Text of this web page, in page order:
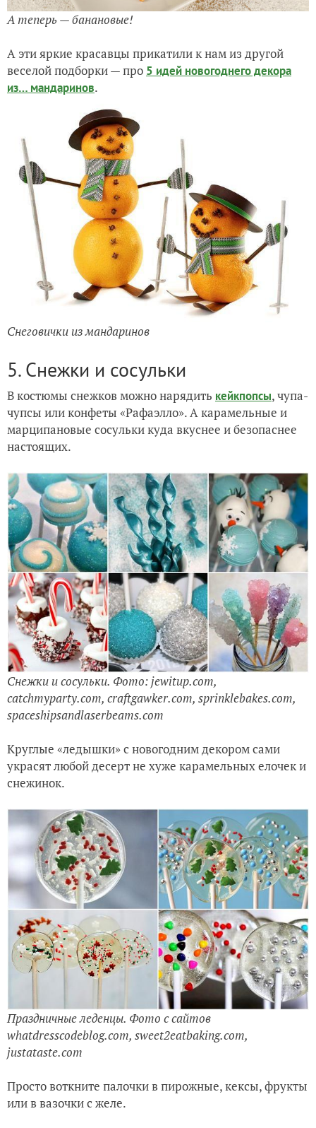
А теперь — банановые!
А эти яркие красавцы прикатили к нам из другой
веселой подборки — про 5 идей новогоднего декора
из… мандаринов.
Снеговички из мандаринов
5. Снежки и сосульки
В костюмы снежков можно нарядить кейкпопсы, чупа-
чупсы или конфеты «Рафаэлло». А карамельные и
марципановые сосульки куда вкуснее и безопаснее
настоящих.
Снежки и сосульки. Фото: jewitup.com,
catchmyparty.com, craftgawker.com, sprinklebakes.com,
spaceshipsandlaserbeams.com
Круглые «ледышки» с новогодним декором сами
украсят любой десерт не хуже карамельных елочек и
снежинок.
Праздничные леденцы. Фото с сайтов
whatdresscodeblog.com, sweet2eatbaking.com,
justataste.com
Просто воткните палочки в пирожные, кексы, фрукты
или в вазочки с желе.